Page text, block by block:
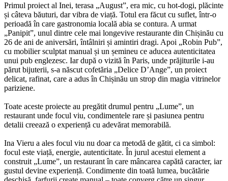
Primul proiect al Inei, terasa „August”, era mic, cu hot-dogi, plăcinte
și câteva băuturi, dar vibra de viață. Totul era făcut cu suflet, într-o
perioadă în care gastronomia locală abia se contura. A urmat
„Panipit”, unul dintre cele mai longevive restaurante din Chișinău cu
26 de ani de aniversări, întâlniri și amintiri dragi. Apoi „Robin Pub”,
cu mobilier sculptat manual și un șemineu ce aducea autenticitatea
unui pub englezesc. Iar după o vizită în Paris, unde prăjiturile i-au
părut bijuterii, s-a născut cofetăria „Delice D’Ange”, un proiect
delicat, rafinat, care a adus în Chișinău un strop din magia vitrinelor
pariziene.
Toate aceste proiecte au pregătit drumul pentru „Lume”, un
restaurant unde focul viu, condimentele rare și pasiunea pentru
detalii creează o experiență cu adevărat memorabilă.
Ina Vieru a ales focul viu nu doar ca metodă de gătit, ci ca simbol:
focul este viață, energie, autenticitate. În jurul acestui element a
construit „Lume”, un restaurant în care mâncarea capătă caracter, iar
gustul devine experiență. Condimente din toată lumea, bucătărie